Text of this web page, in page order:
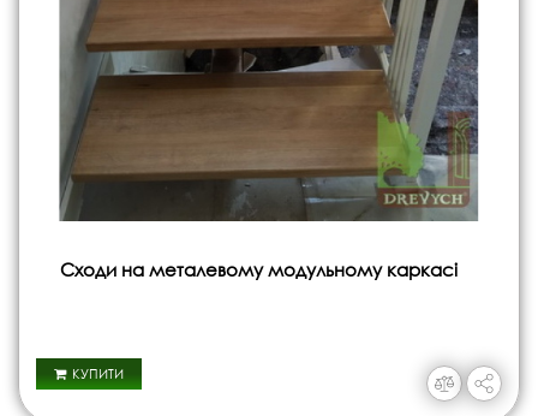
Сходи на металевому модульному каркасі
КУПИТИ